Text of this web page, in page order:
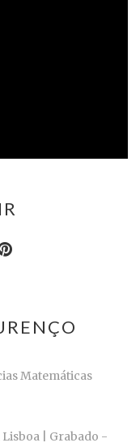
Matemáticas
Lisboa | Grabado -